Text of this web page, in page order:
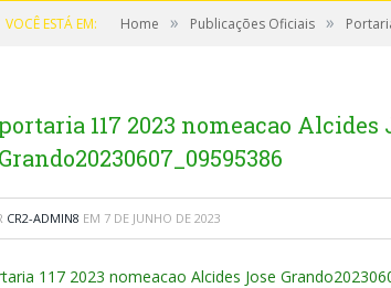
VOCÊ ESTÁ EM: Home » Publicações Oficiais »
portaria 117 2023 nomeacao Alcides
Grando20230607_09595386
CR2-ADMIN8 EM 7 DE JUNHO DE 2023
117 2023 nomeacao Alcides Jose